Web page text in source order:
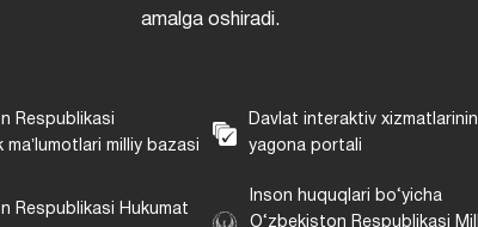
amalga oshiradi.
Respublikasi
maʼlumotlari milliy bazasi
Davlat interaktiv
yagona portali
Respublikasi Hukumat
Inson huquqlari bo‘yicha
O‘zbekiston Respublikasi